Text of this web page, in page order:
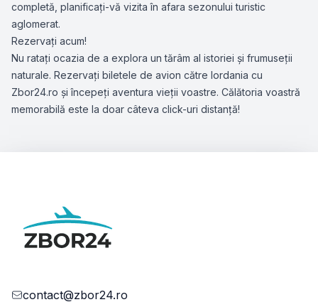
completă, planificați-vă vizita în afara sezonului turistic
aglomerat.
Rezervați acum!
Nu ratați ocazia de a explora un tărâm al istoriei și frumuseții
naturale. Rezervați biletele de avion către Iordania cu
Zbor24.ro și începeți aventura vieții voastre. Călătoria voastră
memorabilă este la doar câteva click-uri distanță!
contact@zbor24.ro